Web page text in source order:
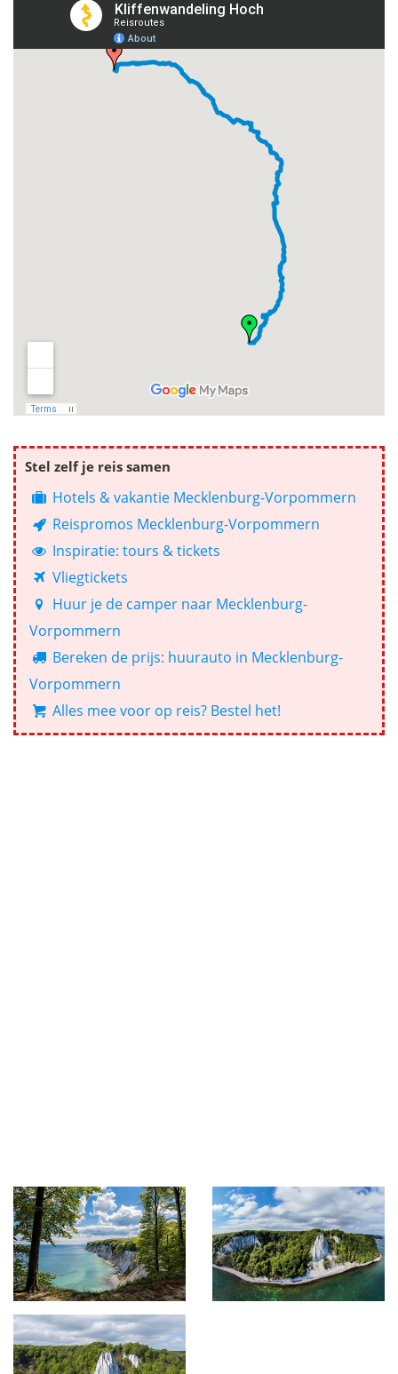
Stel zelf je reis samen
Hotels & vakantie Mecklenburg-Vorpommern
Reispromos Mecklenburg-Vorpommern
Inspiratie: tours & tickets
Vliegtickets
Huur je de camper naar Mecklenburg-
Vorpommern
Bereken de prijs: huurauto in Mecklenburg-
Vorpommern
Alles mee voor op reis? Bestel het!